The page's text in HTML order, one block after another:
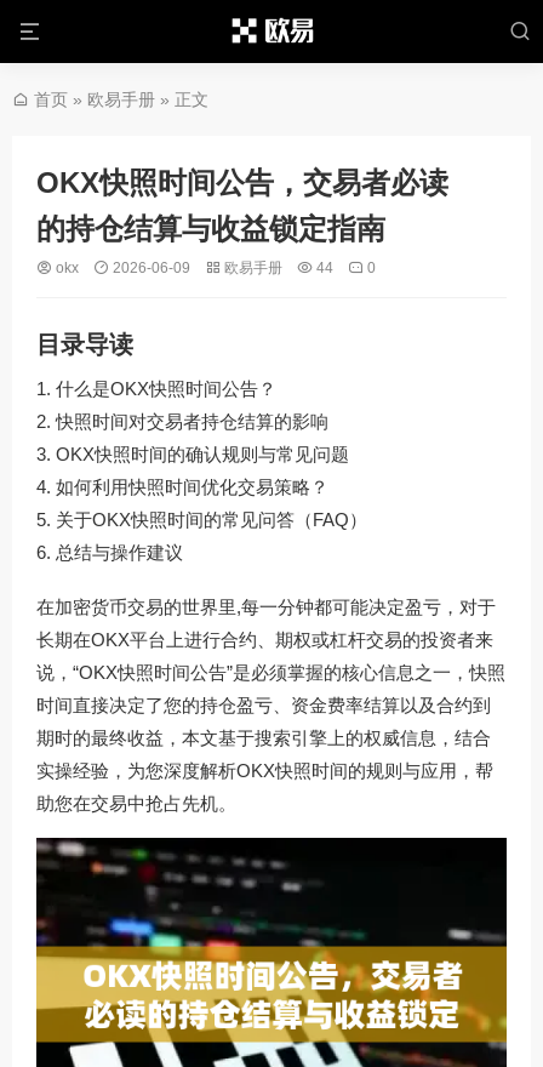
首页 » 欧易手册 » 正文
OKX快照时间公告，交易者必读
的持仓结算与收益锁定指南
okx 2026-06-09 欧易手册 44 0
目录导读
什么是OKX快照时间公告？
快照时间对交易者持仓结算的影响
OKX快照时间的确认规则与常见问题
如何利用快照时间优化交易策略？
关于OKX快照时间的常见问答（FAQ）
总结与操作建议
在加密货币交易的世界里,每一分钟都可能决定盈亏，对于
长期在OKX平台上进行合约、期权或杠杆交易的投资者来
说，“OKX快照时间公告”是必须掌握的核心信息之一，快照
时间直接决定了您的持仓盈亏、资金费率结算以及合约到
期时的最终收益，本文基于搜索引擎上的权威信息，结合
实操经验，为您深度解析OKX快照时间的规则与应用，帮
助您在交易中抢占先机。